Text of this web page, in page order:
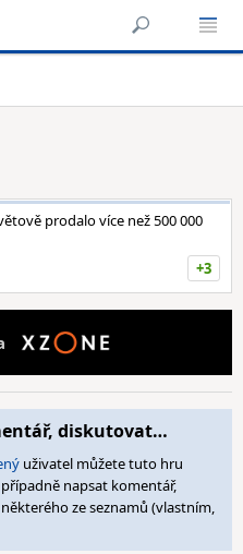
prodalo více než 500 000
+3
diskutovat…
uživatel můžete tuto hru
napsat komentář,
ze seznamů (vlastním,